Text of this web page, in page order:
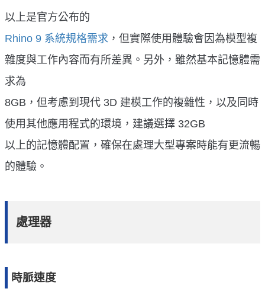
以上是官方公布的
Rhino 9 系統規格需求 ，但實際使用體驗會因為模型複
雜度與工作內容而有所差異。另外，雖然基本記憶體需
求為
8GB，但考慮到現代 3D 建模工作的複雜性，以及同時
使用其他應用程式的環境，建議選擇 32GB
以上的記憶體配置，確保在處理大型專案時能有更流暢
的體驗。
處理器
時脈速度